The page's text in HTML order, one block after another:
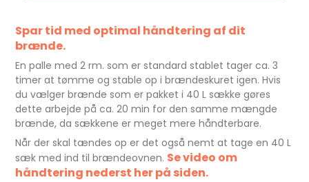
Spar tid med optimal håndtering af dit
brænde.
En palle med 2 rm. som er standard stablet tager ca. 3
timer at tømme og stable op i brændeskuret igen. Hvis
du vælger brænde som er pakket i 40 L sække gøres
dette arbejde på ca. 20 min for den samme mængde
brænde, da sækkene er meget mere håndterbare.
Når der skal tændes op er det også nemt at tage en 40 L
sæk med ind til brændeovnen. Se video om
håndtering nederst her på siden.